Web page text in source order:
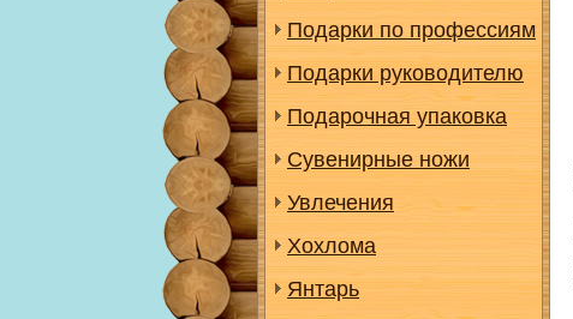
Подарки по профессиям
Подарки руководителю
Подарочная упаковка
Сувенирные ножи
Увлечения
Хохлома
Янтарь